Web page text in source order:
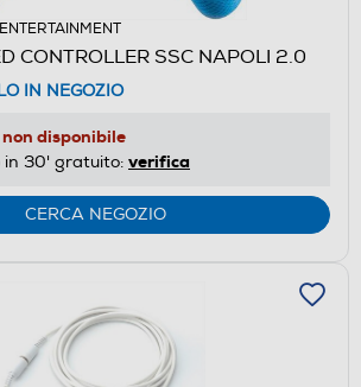
CONTROLLER SSC NAPOLI 2.0
IN NEGOZIO
non disponibile
in 30' gratuito: verifica
CERCA NEGOZIO